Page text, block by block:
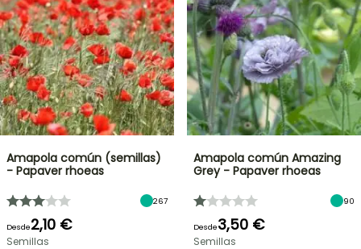
Amapola común (semillas)
- Papaver rhoeas
267
Desde2,10 €
Semillas
Amapola común Amazing
Grey - Papaver rhoeas
90
Desde3,50 €
Semillas